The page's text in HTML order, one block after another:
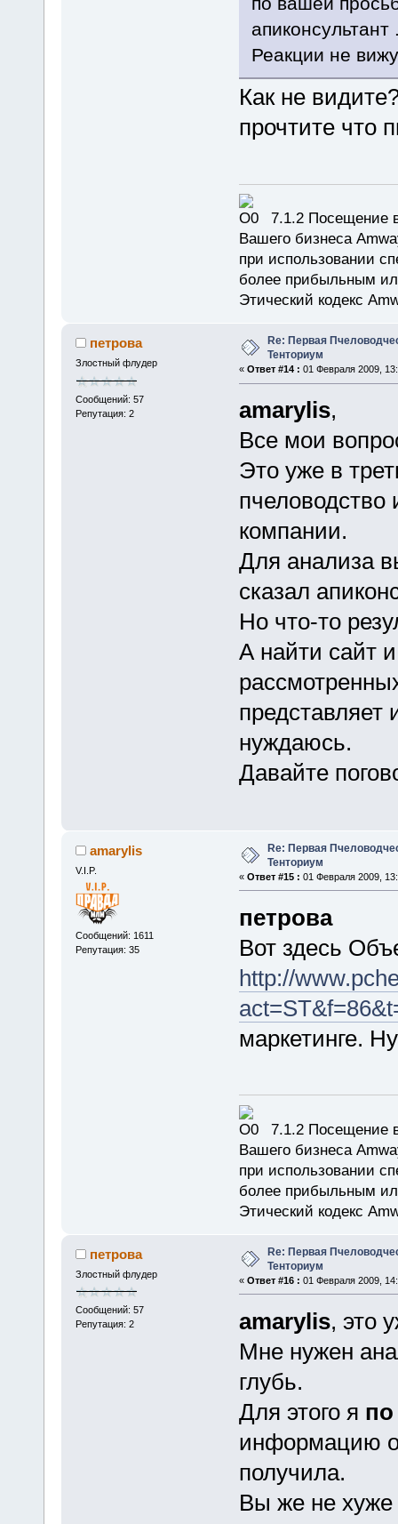
апиконсультант
Реакции не
Как не
прочтите что
7.1.2 Посещение
Вашего бизнеса
при использовании
более прибыльным
Этический кодекс
петрова
Злостный флудер
Сообщений: 57
Репутация: 2
Re: Первая
Тенториум
« Ответ #14 : 01 Февраля 2009,
amarylis,
Все мои
Это уже в
пчеловодство
компании.
Для анализа
сказал
Но что-то
А найти сайт
представляет
нуждаюсь.
Давайте
amarylis
V.I.P.
Сообщений: 1611
Репутация: 35
Re: Первая
Тенториум
« Ответ #15 : 01 Февраля 2009,
петрова
Вот здесь
http://
маркетинге.
7.1.2 Посещение
Вашего бизнеса
при использовании
более прибыльным
Этический кодекс
петрова
Злостный флудер
Сообщений: 57
Репутация: 2
Re: Первая
Тенториум
« Ответ #16 : 01 Февраля 2009,
amarylis, это
Мне нужен
глубь.
Для этого я
информацию
получила.
Вы же не хуже